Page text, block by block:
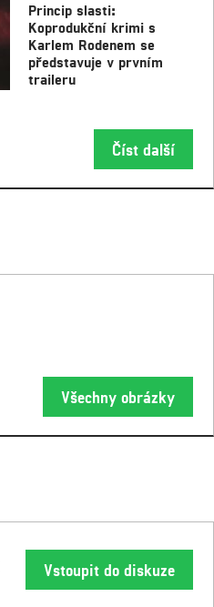
Princip slasti:
Koprodukční krimi s
Karlem Rodenem se
představuje v prvním
traileru
Číst další
Všechny obrázky
Vstoupit do diskuze